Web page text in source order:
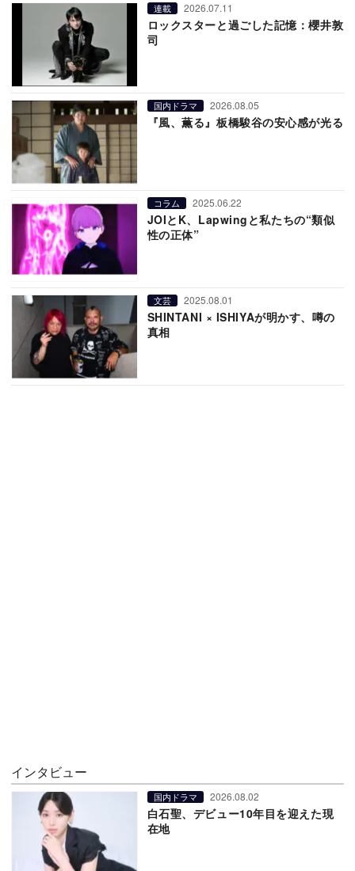
連載 2026.07.11
ロックスターと過ごした記憶：櫻井敦
司
国内ドラマ 2026.08.05
『風、薫る』板橋駿谷の安心感が光る
コラム 2025.06.22
JOIとK、Lapwingと私たちの“類似
性の正体”
文芸 2025.08.01
SHINTANI × ISHIYAが明かす、噂の
真相
インタビュー
国内ドラマ 2026.08.02
白石聖、デビュー10年目を迎えた現
在地